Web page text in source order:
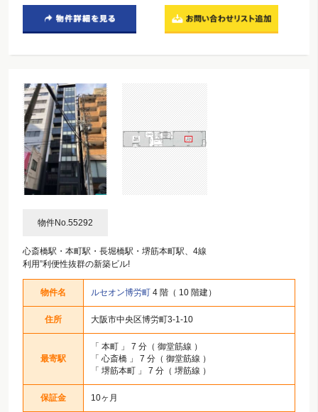
物件No.55292
心斎橋駅・本町駅・長堀橋駅・堺筋本町駅、4線
利用”利便性抜群の新築ビル!
物件名 ルセオン博労町 4 階（ 10 階建）
住所 大阪市中央区博労町3-1-10
最寄駅
「 本町 」 7 分（ 御堂筋線 ）
「 心斎橋 」 7 分（ 御堂筋線 ）
「 堺筋本町 」 7 分（ 堺筋線 ）
保証金 10ヶ月